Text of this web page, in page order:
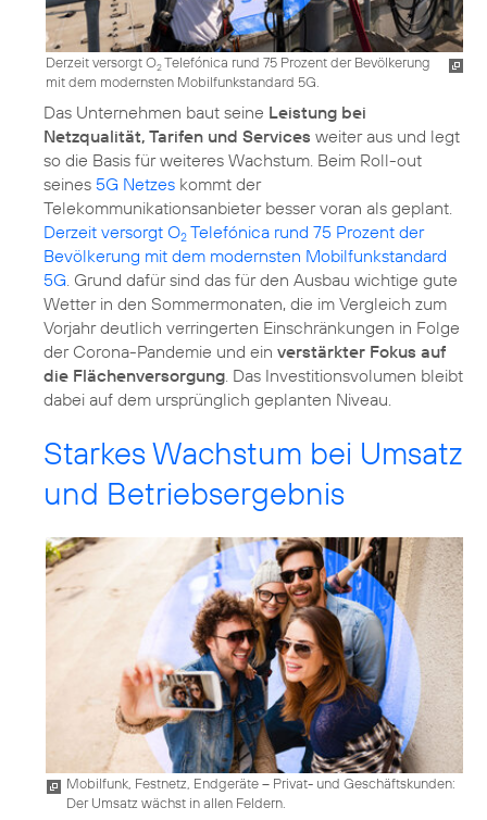
Derzeit versorgt O2Telefónica rund 75 Prozent der Bevölkerung
mit dem modernsten Mobilfunkstandard 5G.
Das Unternehmen baut seine Leistung bei
Netzqualität, Tarifen und Services weiter aus und legt
so die Basis für weiteres Wachstum. Beim Roll-out
seines 5G Netzes kommt der
Telekommunikationsanbieter besser voran als geplant.
Derzeit versorgt O2 Telefónica rund 75 Prozent der
Bevölkerung mit dem modernsten Mobilfunkstandard
5G. Grund dafür sind das für den Ausbau wichtige gute
Wetter in den Sommermonaten, die im Vergleich zum
Vorjahr deutlich verringerten Einschränkungen in Folge
der Corona-Pandemie und ein verstärkter Fokus auf
die Flächenversorgung. Das Investitionsvolumen bleibt
dabei auf dem ursprünglich geplanten Niveau.
Starkes Wachstum bei Umsatz
und Betriebsergebnis
Mobilfunk, Festnetz, Endgeräte – Privat- und Geschäftskunden:
Der Umsatz wächst in allen Feldern.